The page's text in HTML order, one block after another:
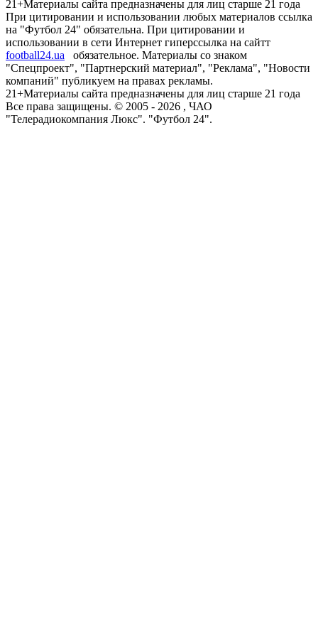
21+Материалы сайта предназначены для лиц старше 21 года
При цитировании и использовании любых материалов ссылка
на "Футбол 24" обязательна. При цитировании и
использовании в сети Интернет гиперссылка на сайтт
football24.ua
обязательное. Материалы со знаком
"Спецпроект", "Партнерский материал", "Реклама", "Новости
компаний" публикуем на правах рекламы.
21+Материалы сайта предназначены для лиц старше 21 года
Все права защищены. © 2005 - 2026 , ЧАО
"Телерадиокомпания Люкс". "Футбол 24".